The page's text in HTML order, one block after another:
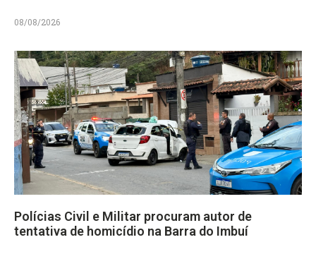
08/08/2026
Polícias Civil e Militar procuram autor de
tentativa de homicídio na Barra do Imbuí